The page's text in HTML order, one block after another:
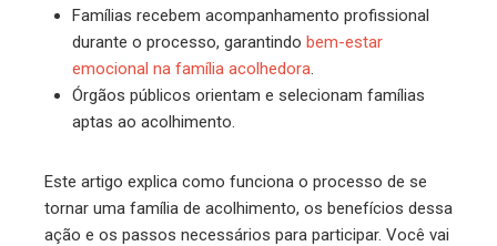
Famílias recebem acompanhamento profissional
durante o processo, garantindo bem-estar
emocional na família acolhedora.
Órgãos públicos orientam e selecionam famílias
aptas ao acolhimento.
Este artigo explica como funciona o processo de se
tornar uma família de acolhimento, os benefícios dessa
ação e os passos necessários para participar. Você vai